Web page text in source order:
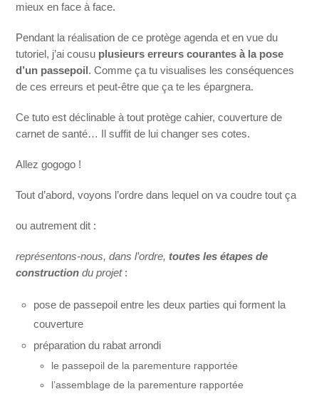
mieux en face à face.
Pendant la réalisation de ce protège agenda et en vue du
tutoriel, j’ai cousu plusieurs erreurs courantes à la pose
d’un passepoil. Comme ça tu visualises les conséquences
de ces erreurs et peut-être que ça te les épargnera.
Ce tuto est déclinable à tout protège cahier, couverture de
carnet de santé… Il suffit de lui changer ses cotes.
Allez gogogo !
Tout d’abord, voyons l’ordre dans lequel on va coudre tout ça
ou autrement dit :
représentons-nous, dans l’ordre,toutes les étapes de
construction du projet:
pose de passepoil entre les deux parties qui forment la
couverture
préparation du rabat arrondi
le passepoil de la parementure rapportée
l’assemblage de la parementure rapportée